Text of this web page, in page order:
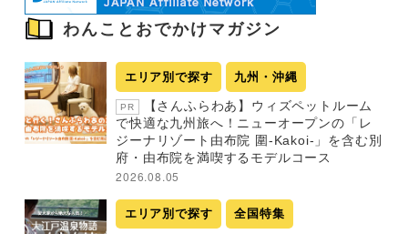
わんことおでかけマガジン
エリア別で探す 九州・沖縄
PR
【さんふらわあ】ウィズペットルーム
で快適な九州旅へ！ニューオープンの「レ
ジーナリゾート由布院 圍-Kakoi-」を含む別
府・由布院を満喫するモデルコース
2026.08.05
エリア別で探す 全国特集